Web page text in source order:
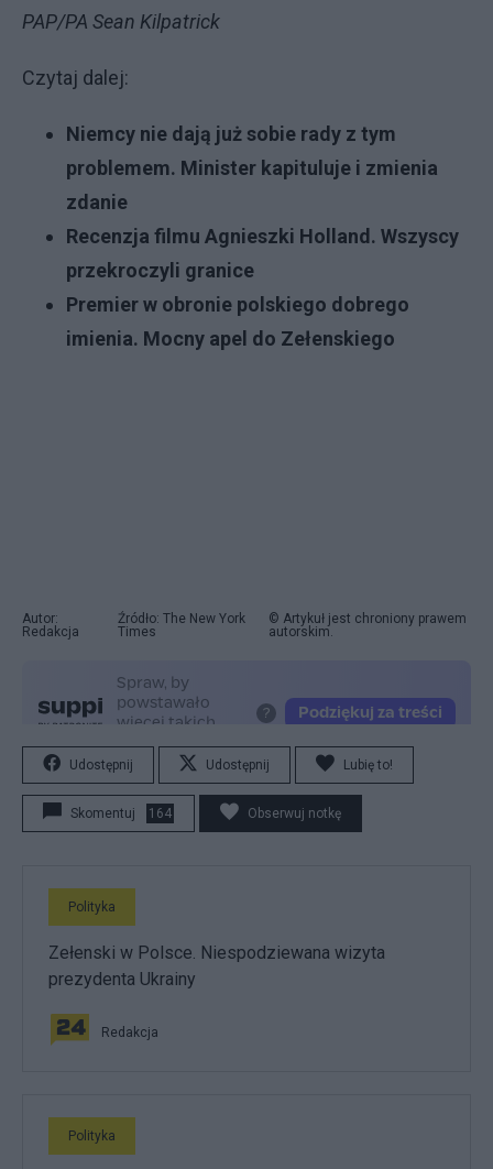
PAP/PA Sean Kilpatrick
Czytaj dalej:
Niemcy nie dają już sobie rady z tym
problemem. Minister kapituluje i zmienia
zdanie
Recenzja filmu Agnieszki Holland. Wszyscy
przekroczyli granice
Premier w obronie polskiego dobrego
imienia. Mocny apel do Zełenskiego
Autor:
Redakcja
Źródło: The New York
Times
© Artykuł jest chroniony prawem
autorskim.
Udostępnij Udostępnij Lubię to!
Skomentuj 164 Obserwuj notkę
Polityka
Zełenski w Polsce. Niespodziewana wizyta
prezydenta Ukrainy
Redakcja
Polityka